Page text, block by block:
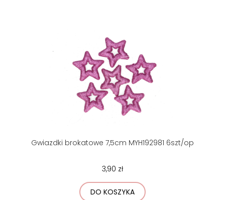
Gwiazdki brokatowe 7,5cm MYH192981 6szt/op
3,90 zł
DO KOSZYKA